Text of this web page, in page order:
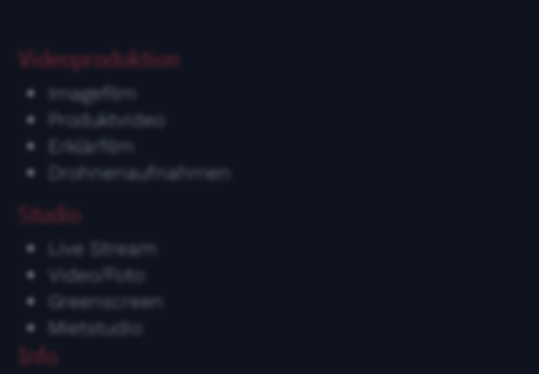
Videoproduktion
Imagefilm
Produktvideo
Erklärfilm
Drohnenaufnahmen
Studio
Live Stream
Video/Foto
Greenscreen
Mietstudio
Info